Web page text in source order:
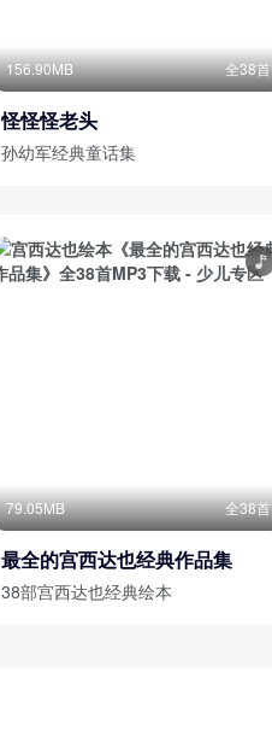
156.90MB 全38首
怪怪怪老头
孙幼军经典童话集
79.05MB 全38首
最全的宫西达也经典作品集
38部宫西达也经典绘本